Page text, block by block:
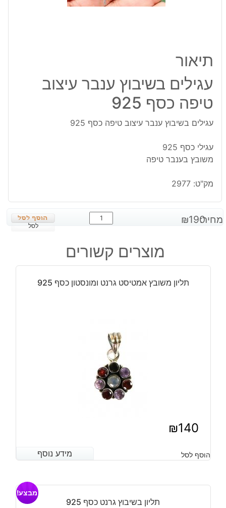
תיאור
עגילים בשיבוץ ענבר עיצוב
טיפה כסף 925
עגילים בשיבוץ ענבר עיצוב טיפה כסף 925
עגילי כסף 925
משובץ בענבר טיפה
מק"ט: 2977
מחיר: ₪190
כמות
של
בשיבוץ
ענבר
טיפה
לסל
מוצרים קשורים
תליון משובץ אמטיסט גרנט ומונסטון כסף 925
₪140
מידע נוסף הוסף לסל מידע נוסף
תליון בשיבוץ גרנט כסף 925
מבצע!